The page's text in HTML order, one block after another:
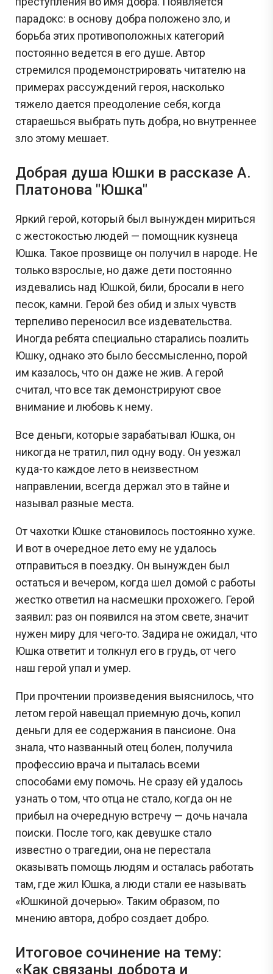
парадокс: в основу добра положено зло, и
борьба этих противоположных категорий
постоянно ведется в его душе. Автор
стремился продемонстрировать читателю на
примерах рассуждений героя, насколько
тяжело дается преодоление себя, когда
стараешься выбрать путь добра, но внутреннее
зло этому мешает.
Добрая душа Юшки в рассказе А.
Платонова "Юшка"
Яркий герой, который был вынужден мириться
с жестокостью людей — помощник кузнеца
Юшка. Такое прозвище он получил в народе. Не
только взрослые, но даже дети постоянно
издевались над Юшкой, били, бросали в него
песок, камни. Герой без обид и злых чувств
терпеливо переносил все издевательства.
Иногда ребята специально старались позлить
Юшку, однако это было бессмысленно, порой
им казалось, что он даже не жив. А герой
считал, что все так демонстрируют свое
внимание и любовь к нему.
Все деньги, которые зарабатывал Юшка, он
никогда не тратил, пил одну воду. Он уезжал
куда-то каждое лето в неизвестном
направлении, всегда держал это в тайне и
называл разные места.
От чахотки Юшке становилось постоянно хуже.
И вот в очередное лето ему не удалось
отправиться в поездку. Он вынужден был
остаться и вечером, когда шел домой с работы
жестко ответил на насмешки прохожего. Герой
заявил: раз он появился на этом свете, значит
нужен миру для чего-то. Задира не ожидал, что
Юшка ответит и толкнул его в грудь, от чего
наш герой упал и умер.
При прочтении произведения выяснилось, что
летом герой навещал приемную дочь, копил
деньги для ее содержания в пансионе. Она
знала, что названный отец болен, получила
профессию врача и пыталась всеми
способами ему помочь. Не сразу ей удалось
узнать о том, что отца не стало, когда он не
прибыл на очередную встречу — дочь начала
поиски. После того, как девушке стало
известно о трагедии, она не перестала
оказывать помощь людям и осталась работать
там, где жил Юшка, а люди стали ее называть
«Юшкиной дочерью». Таким образом, по
мнению автора, добро создает добро.
Итоговое сочинение на тему:
«Как связаны доброта и